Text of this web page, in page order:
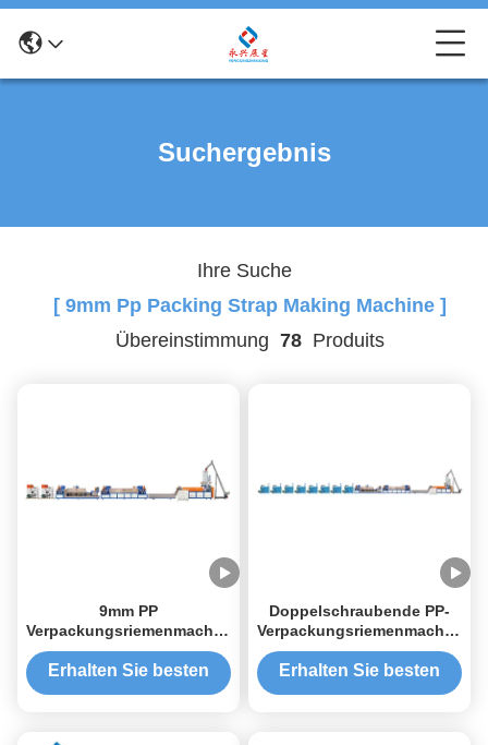
Suchergebnis
Ihre Suche
[ 9mm Pp Packing Strap Making Machine ]
Übereinstimmung 78Produits
9mm PP
Verpackungsriemenmachine,
doppelgeschraubte PP-
Riegel Extrusionsmaschine
Erhalten Sie besten
Doppelschraubende PP-
Verpackungsriemenmachine,
9mm PP-Riegel-
Extrusionsmaschine
Erhalten Sie besten